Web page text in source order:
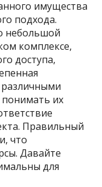
имущества
подхода.
небольшой
комплексе,
доступа,
понимать их
Правильный
что
Давайте
для